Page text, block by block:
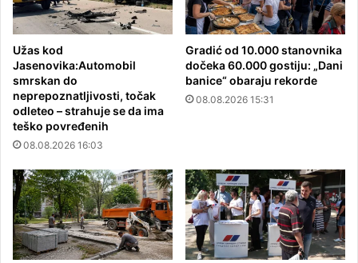
Užas kod
Jasenovika:Automobil
smrskan do
neprepoznatljivosti, točak
odleteo – strahuje se da ima
teško povređenih
08.08.2026 16:03
Gradić od 10.000 stanovnika
dočeka 60.000 gostiju: „Dani
banice“ obaraju rekorde
08.08.2026 15:31